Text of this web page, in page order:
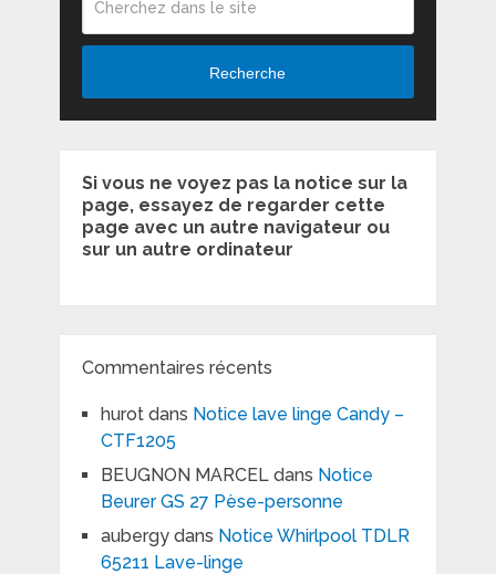
Recherche
Si vous ne voyez pas la notice sur la
page, essayez de regarder cette
page avec un autre navigateur ou
sur un autre ordinateur
Commentaires récents
hurotdans Notice lave linge Candy –
CTF1205
BEUGNON MARCELdans Notice
Beurer GS 27 Pèse-personne
aubergydans Notice Whirlpool TDLR
65211 Lave-linge